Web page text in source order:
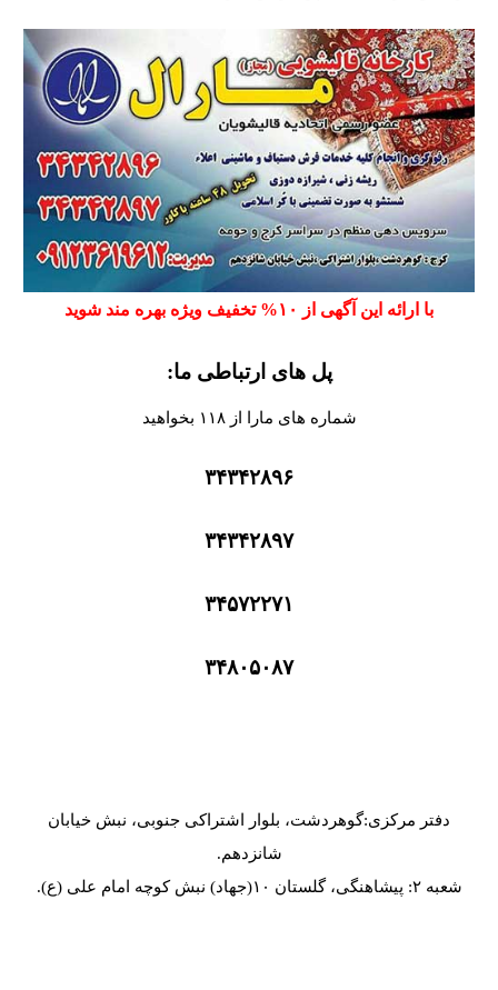
با ارائه این آگهی از ۱۰% تخفیف ویژه بهره مند شوید
پل های ارتباطی ما:
شماره های مارا از ۱۱۸ بخواهید
۳۴۳۴۲۸۹۶
۳۴۳۴۲۸۹۷
۳۴۵۷۲۲۷۱
۳۴۸۰۵۰۸۷
دفتر مرکزی:گوهردشت، بلوار اشتراکی جنوبی، نبش خیابان
شانزدهم.
شعبه ۲: پیشاهنگی، گلستان ۱۰(جهاد) نبش کوچه امام علی (ع).